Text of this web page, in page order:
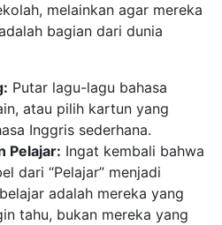
melainkan agar mereka
bagian dari dunia
Putar lagu-lagu bahasa
atau pilih kartun yang
Inggris sederhana.
Pelajar: Ingat kembali bahwa
dari “Pelajar” menjadi
adalah mereka yang
tahu, bukan mereka yang